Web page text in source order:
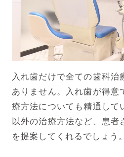
入れ歯だけで全ての歯科治
ありません。入れ歯が得意
療方法についても精通して
以外の治療方法など、患者
を提案してくれるでしょう。